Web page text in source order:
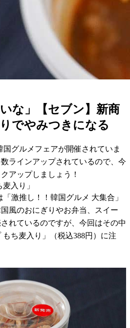
な」【セブン】新商
でやみつきになる
グルメフェアが開催されていま
ラインアップされているので、今
アップしましょう！
入り」
激推し！！韓国グルメ 大集合」
風のおにぎりやお弁当、スイー
れているのですが、今回はその中
ち麦入り」（税込388円）に注